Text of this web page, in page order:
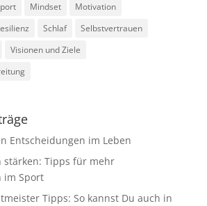
Mindset
Motivation
Schlaf
Selbstvertrauen
Visionen und Ziele
Entscheidungen im Leben
stärken: Tipps für mehr
im Sport
Tipps: So kannst Du auch in